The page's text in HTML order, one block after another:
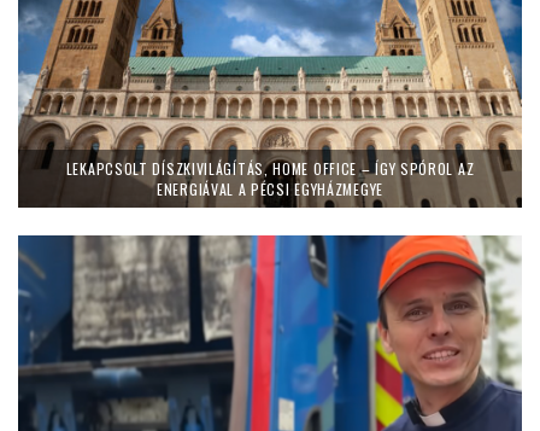
LEKAPCSOLT DÍSZKIVILÁGÍTÁS, HOME OFFICE – ÍGY SPÓROL AZ
ENERGIÁVAL A PÉCSI EGYHÁZMEGYE